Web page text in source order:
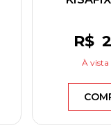
R$
À vista